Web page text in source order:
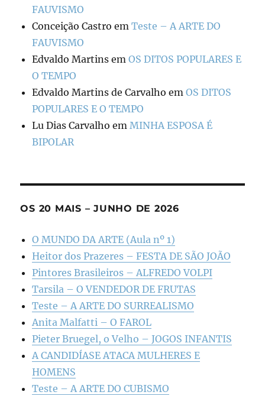
FAUVISMO
Conceição Castro emTeste – A ARTE DO
FAUVISMO
Edvaldo Martins emOS DITOS POPULARES E
O TEMPO
Edvaldo Martins de Carvalho emOS DITOS
POPULARES E O TEMPO
Lu Dias Carvalho em MINHA ESPOSA É
BIPOLAR
OS 20 MAIS – JUNHO DE 2026
O MUNDO DA ARTE (Aula nº 1)
Heitor dos Prazeres – FESTA DE SÃO JOÃO
Pintores Brasileiros – ALFREDO VOLPI
Tarsila – O VENDEDOR DE FRUTAS
Teste – A ARTE DO SURREALISMO
Anita Malfatti – O FAROL
Pieter Bruegel, o Velho – JOGOS INFANTIS
A CANDIDÍASE ATACA MULHERES E
HOMENS
Teste – A ARTE DO CUBISMO